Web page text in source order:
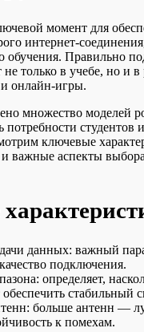
момент для
интернет-
обучения. Правильно
только в учебе, но и в
онлайн-игры.
множество моделей
потребности студентов
ключевые
важные аспекты выбора
данных: важный
подключения.
определяет,
стабильный
больше антенн —
к помехам.